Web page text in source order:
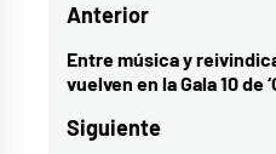
española
música
nacional,
pop
Navegación
de
Anterior
Entrada
anterior:
Entre música y
vuelven en la Gala 10 de
Siguiente